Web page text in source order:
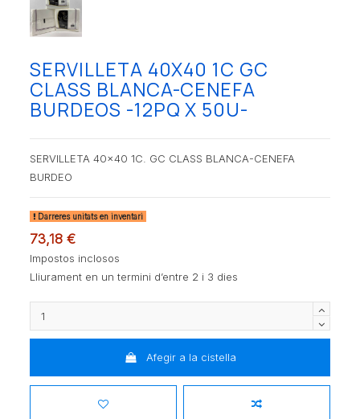
SERVILLETA 40X40 1C GC
CLASS BLANCA-CENEFA
BURDEOS -12PQ X 50U-
SERVILLETA 40x40 1C. GC CLASS BLANCA-CENEFA
BURDEO
Darreres unitats en inventari
73,18 €
Impostos inclosos
Lliurament en un termini d’entre 2 i 3 dies
Afegir a la cistella